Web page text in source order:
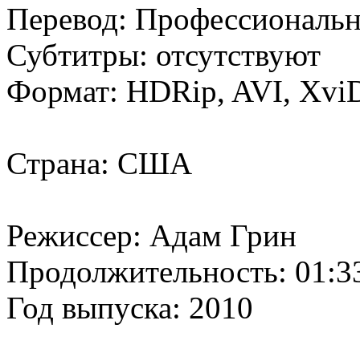
Перевод:
Субтитры: отсутствуют
Формат: HDRip, AVI,
Страна: США
Режиссер: Адам Грин
Продолжительность:
Год выпуска: 2010